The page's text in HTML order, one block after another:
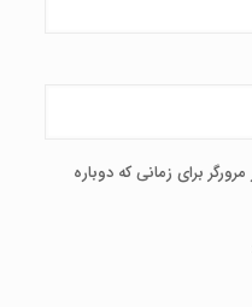
برای زمانی که دوباره